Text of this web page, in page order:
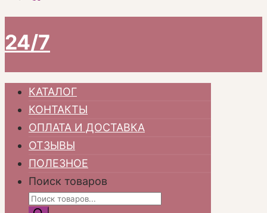
24/7
КАТАЛОГ
КОНТАКТЫ
ОПЛАТА И ДОСТАВКА
ОТЗЫВЫ
ПОЛЕЗНОЕ
Поиск товаров